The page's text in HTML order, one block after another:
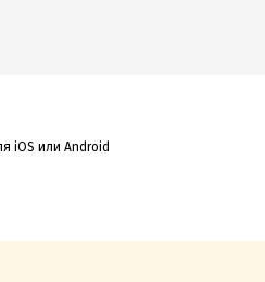
iOS или Android